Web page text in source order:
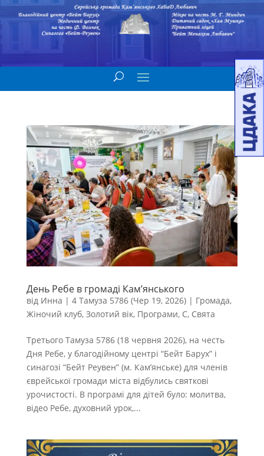
День Ребе в громаді Кам’янського
від Инна | 4 Тамуза 5786 (Чер 19, 2026)| Громада,
Жіночий клуб, Золотий вік, Програми, С, Свята
Третього Тамуза 5786 (18 червня 2026), на честь
Дня Ребе, у благодійному центрі “Бейт Барух” і
синагозі “Бейт Реувен” (м. Кам’янське) для членів
єврейської громади міста відбулись святкові
урочистості. В програмі для дітей було: молитва,
відео Ребе, духовний урок,...